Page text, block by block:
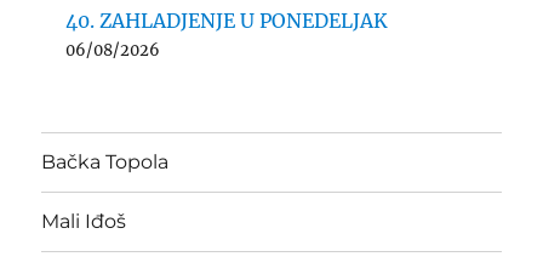
40. ZAHLADJENJE U PONEDELJAK
06/08/2026
Bačka Topola
Mali Iđoš